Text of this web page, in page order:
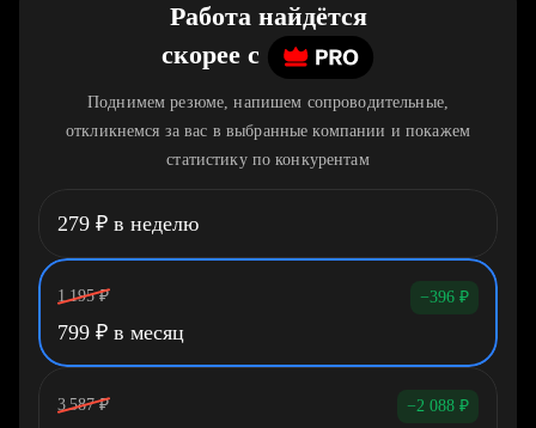
Работа найдётся
скорее c
Поднимем резюме, напишем сопроводительные,
откликнемся за вас в выбранные компании и покажем
статистику по конкурентам
279 ₽ в неделю
1 195 ₽ −396 ₽
799 ₽ в месяц
3 587 ₽ −2 088 ₽